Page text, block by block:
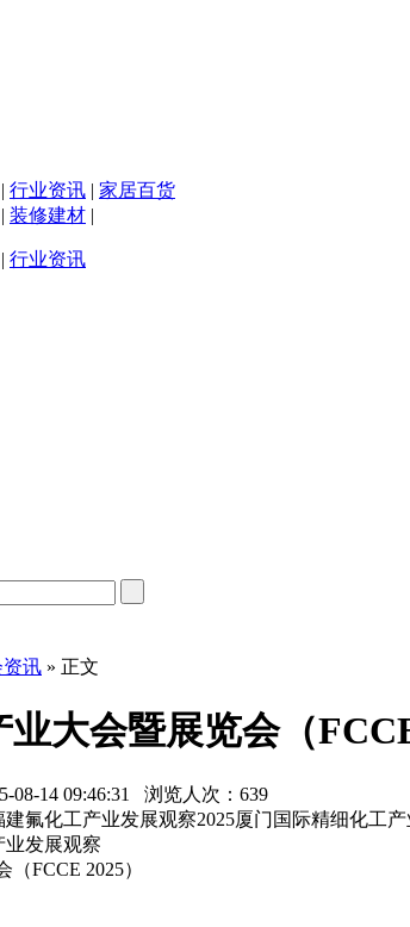
| 行业资讯 | 家居百货
| 装修建材 |
| 行业资讯
资讯 » 正文
大会暨展览会（FCCE
08-14 09:46:31 浏览人次： 639
化工产业发展观察2025厦门国际精细化工产
发展观察
FCCE 2025）